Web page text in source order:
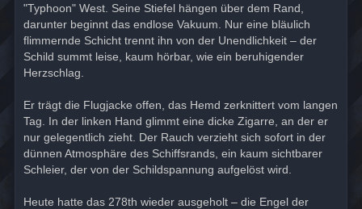
"Typhoon" West. Seine Stiefel hängen über dem Rand,
darunter beginnt das endlose Vakuum. Nur eine bläulich
flimmernde Schicht trennt ihn von der Unendlichkeit – der
Schild summt leise, kaum hörbar, wie ein beruhigender
Herzschlag.
Er trägt die Flugjacke offen, das Hemd zerknittert vom langen
Tag. In der linken Hand glimmt eine dicke Zigarre, an der er
nur gelegentlich zieht. Der Rauch verzieht sich sofort in der
dünnen Atmosphäre des Schiffsrands, ein kaum sichtbarer
Schleier, der von der Schildspannung aufgelöst wird.
Heute hatte das 278th wieder ausgeholt – die Engel der